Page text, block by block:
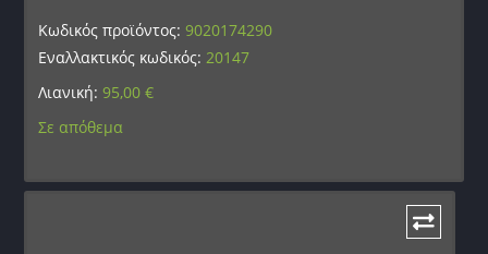
Κωδικός προϊόντος:9020174290
Εναλλακτικός κωδικός:20147
Λιανική:95,00€
Σε απόθεμα